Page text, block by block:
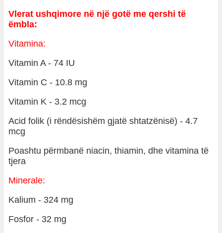
Vlerat ushqimore në një gotë me qershi të
ëmbla:
Vitamina:
Vitamin A - 74 IU
Vitamin C - 10.8 mg
Vitamin K - 3.2 mcg
Acid folik (i rëndësishëm gjatë shtatzënisë) - 4.7
mcg
Poashtu përmbanë niacin, thiamin, dhe vitamina të
tjera
Minerale:
Kalium - 324 mg
Fosfor - 32 mg